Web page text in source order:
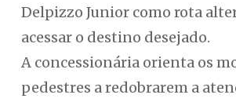
Delpizzo Junior como rota
acessar o destino desejado.
A concessionária orienta os
pedestres a redobrarem a